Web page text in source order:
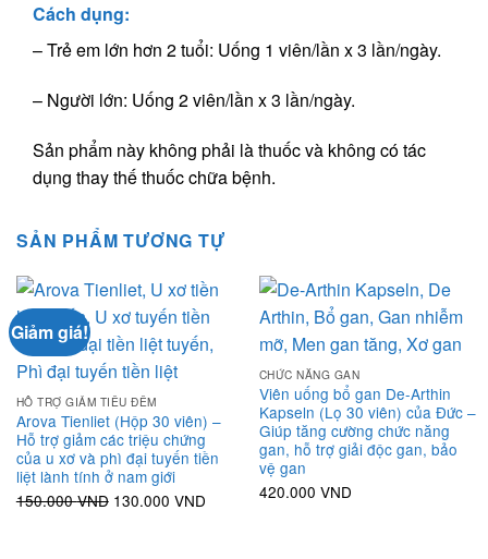
Cách dụng:
– Trẻ em lớn hơn 2 tuổi: Uống 1 viên/lần x 3 lần/ngày.
– Người lớn: Uống 2 viên/lần x 3 lần/ngày.
Sản phẩm này không phải là thuốc và không có tác
dụng thay thế thuốc chữa bệnh.
SẢN PHẨM TƯƠNG TỰ
Giảm giá!
HỖ TRỢ GIẢM TIỂU ĐÊM
Arova Tienliet (Hộp 30 viên) –
Hỗ trợ giảm các triệu chứng
của u xơ và phì đại tuyến tiền
liệt lành tính ở nam giới
150.000VND Giá
130.000 VNDGiá
CHỨC NĂNG GAN
Viên uống bổ gan De-Arthin
Kapseln (Lọ 30 viên) của Đức –
Giúp tăng cường chức năng
gan, hỗ trợ giải độc gan, bảo
vệ gan
420.000 VND